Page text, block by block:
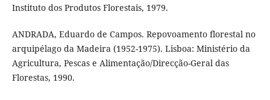
Instituto dos Produtos Florestais, 1979.
ANDRADA, Eduardo de Campos. Repovoamento florestal no
arquipélago da Madeira (1952-1975). Lisboa: Ministério da
Agricultura, Pescas e Alimentação/Direcção-Geral das
Florestas, 1990.